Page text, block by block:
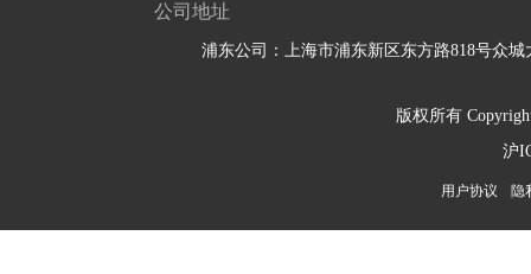
公司地址
浦东公司：上海市浦东新区东方路818号众城
版权所有
沪
用户协议 隐